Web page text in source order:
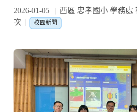
2026-01-05 西區 忠孝國小 學務處
次
校園新聞